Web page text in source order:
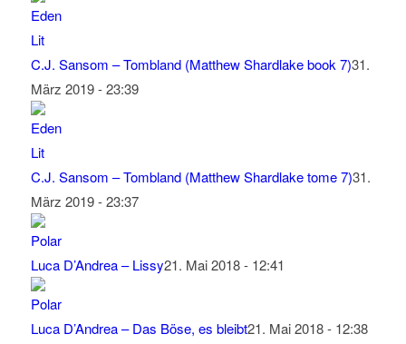
C.J. Sansom – Tombland (Matthew Shardlake book 7)31.
März 2019 - 23:39
C.J. Sansom – Tombland (Matthew Shardlake tome 7)31.
März 2019 - 23:37
Luca D’Andrea – Lissy21. Mai 2018 - 12:41
Luca D’Andrea – Das Böse, es bleibt21. Mai 2018 - 12:38